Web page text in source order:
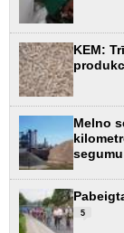
KEM:
Melno
segumu
5